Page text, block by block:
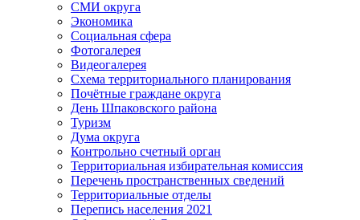
СМИ округа
Экономика
Социальная сфера
Фотогалерея
Видеогалерея
Схема территориального планирования
Почётные граждане округа
День Шпаковского района
Туризм
Дума округа
Контрольно счетный орган
Территориальная избирательная комиссия
Перечень пространственных сведений
Территориальные отделы
Перепись населения 2021